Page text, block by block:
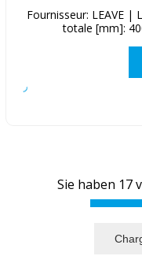
Fournisseur: LEAVE
totale [mm]:
Sie haben 17